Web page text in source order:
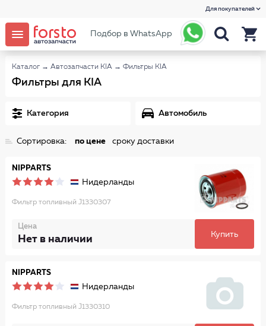
Для покупателей
Подбор в WhatsApp
Каталог → Автозапчасти KIA → Фильтры KIA
Фильтры для KIA
Категория Автомобиль
Сортировка: по цене сроку доставки
NIPPARTS
Нидерланды
Фильтр топливный J1330307
Цена
Нет в наличии Купить
NIPPARTS
Нидерланды
Фильтр топливный J1330310